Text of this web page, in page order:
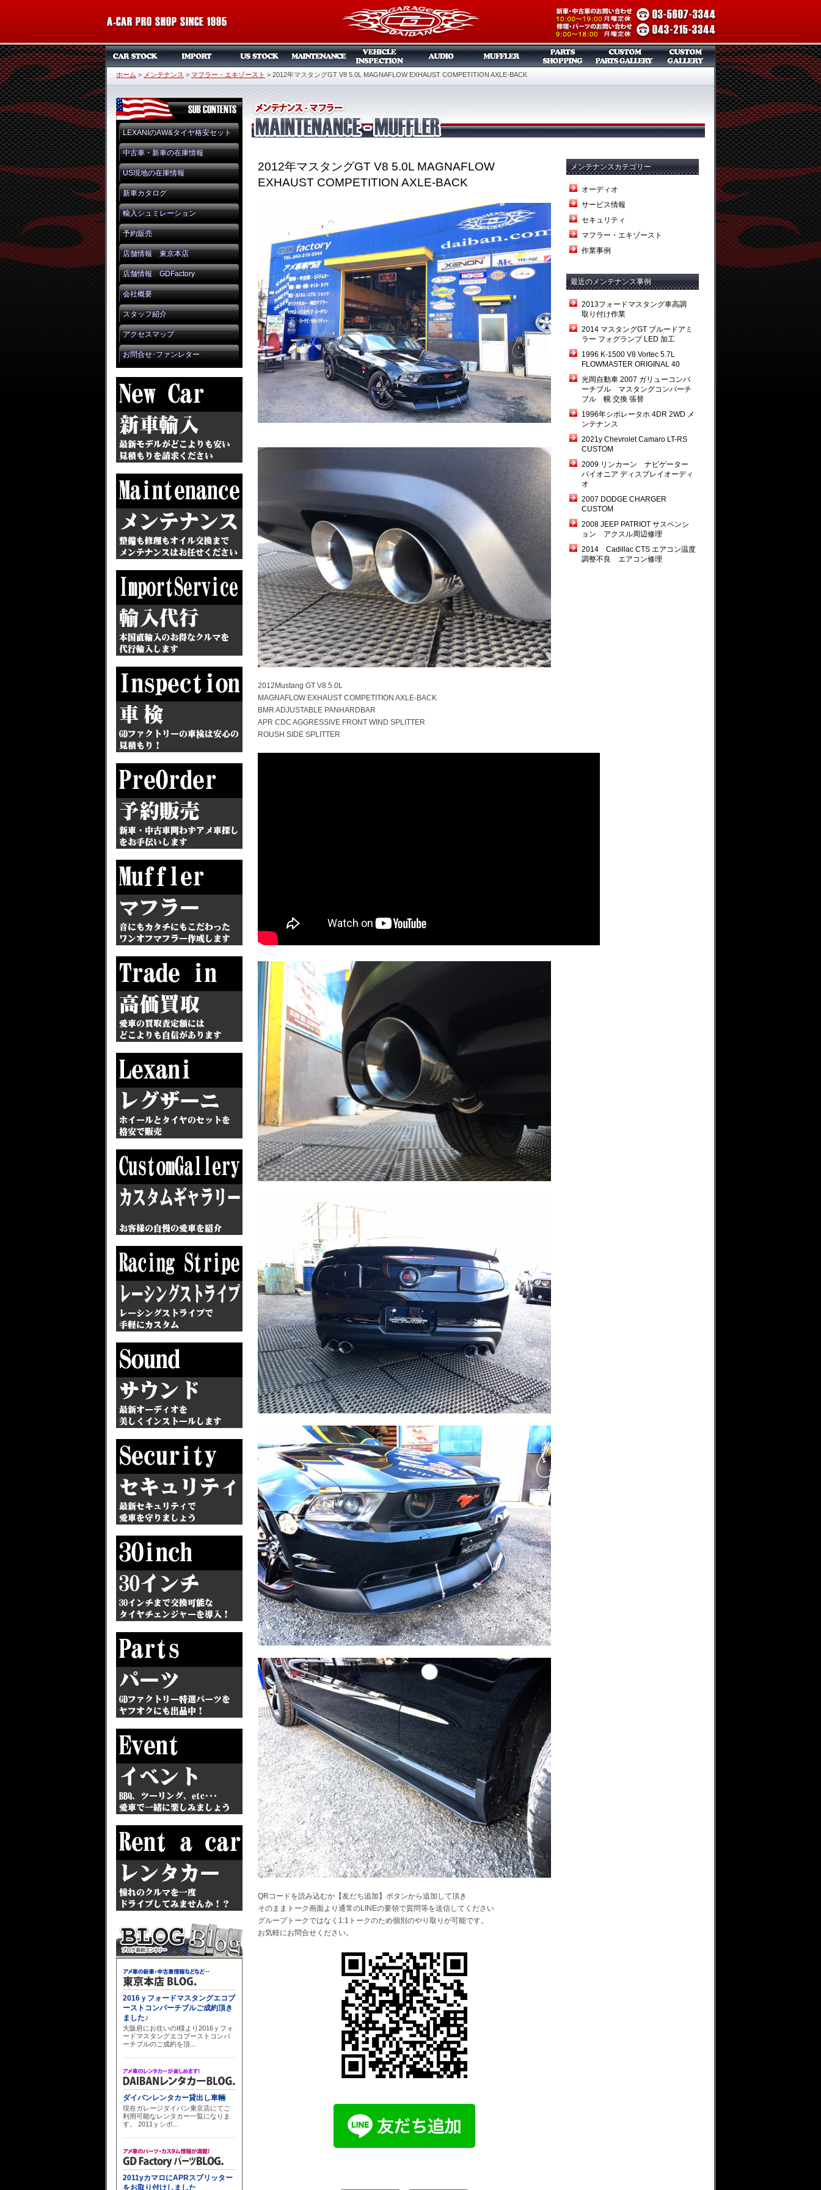
ホーム > メンテナンス > マフラー・エキゾースト > 2012年マスタングGT V8 5.0L MAGNAFLOW EXHAUST COMPETITION AXLE-BACK
LEXANIのAW&タイヤ格安セット
中古車・新車の在庫情報
US現地の在庫情報
新車カタログ
輸入シュミレーション
予約販売
店舗情報 東京本店
店舗情報 GDFactory
会社概要
スタッフ紹介
アクセスマップ
お問合せ･ファンレター
2012年マスタングGT V8 5.0L MAGNAFLOW
EXHAUST COMPETITION AXLE-BACK
2012Mustang GT V8 5.0L
MAGNAFLOW EXHAUST COMPETITION AXLE-BACK
BMR ADJUSTABLE PANHARDBAR
APR CDC AGGRESSIVE FRONT WIND SPLITTER
ROUSH SIDE SPLITTER
QRコードを読み込むか【友だち追加】ボタンから追加して頂き
そのままトーク画面より通常のLINEの要領で質問等を送信してください
グループトークではなく1:1トークのため個別のやり取りが可能です。
お気軽にお問合せください。
メンテナンスカテゴリー
オーディオ
サービス情報
セキュリティ
マフラー・エキゾースト
作業事例
最近のメンテナンス事例
2013フォードマスタング車高調
取り付け作業
2014 マスタングGT ブルードアミ
ラー フォグランプ LED 加工
1996 K-1500 V8 Vortec 5.7L
FLOWMASTER ORIGINAL 40
光岡自動車 2007 ガリューコンバ
ーチブル マスタングコンバーチ
ブル 幌 交換 張替
1996年シボレータホ 4DR 2WD メ
ンテナンス
2021y Chevrolet Camaro LT-RS
CUSTOM
2009 リンカーン ナビゲーター
パイオニア ディスプレイオーディ
オ
2007 DODGE CHARGER
CUSTOM
2008 JEEP PATRIOT サスペンシ
ョン アクスル周辺修理
2014 Cadillac CTS エアコン温度
調整不良 エアコン修理